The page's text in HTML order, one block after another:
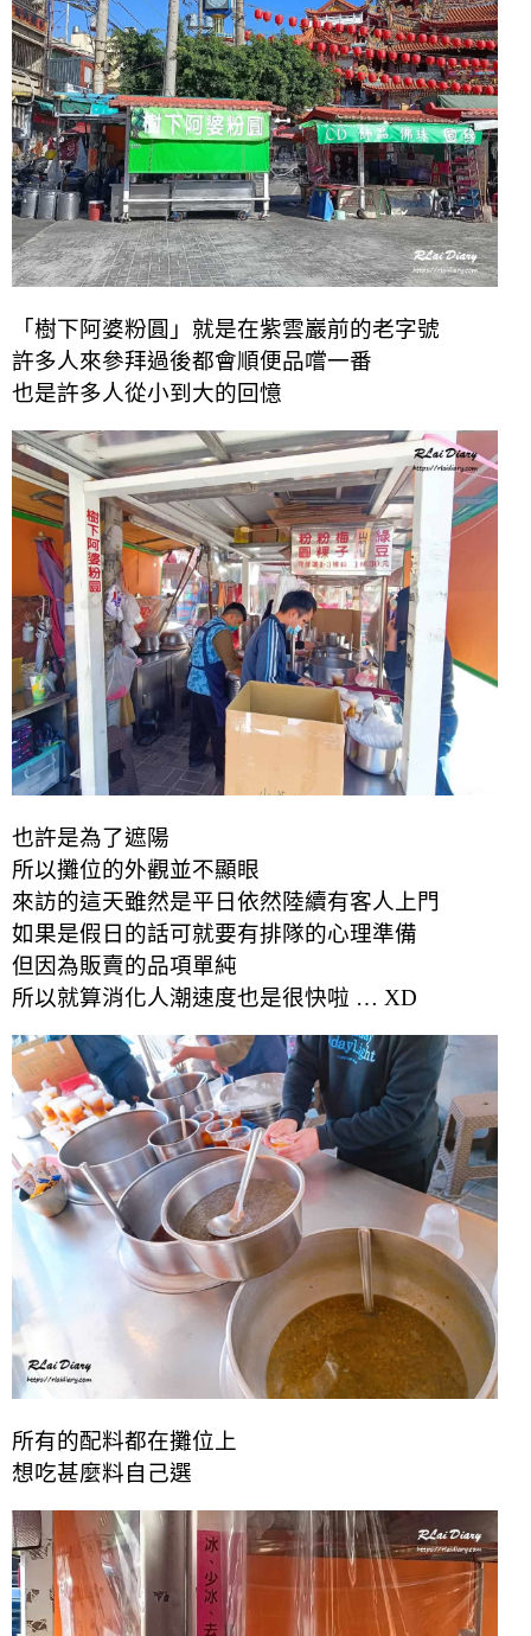
「樹下阿婆粉圓」就是在紫雲巖前的老字號
許多人來參拜過後都會順便品嚐一番
也是許多人從小到大的回憶
也許是為了遮陽
所以攤位的外觀並不顯眼
來訪的這天雖然是平日依然陸續有客人上門
如果是假日的話可就要有排隊的心理準備
但因為販賣的品項單純
所以就算消化人潮速度也是很快啦 … XD
所有的配料都在攤位上
想吃甚麼料自己選